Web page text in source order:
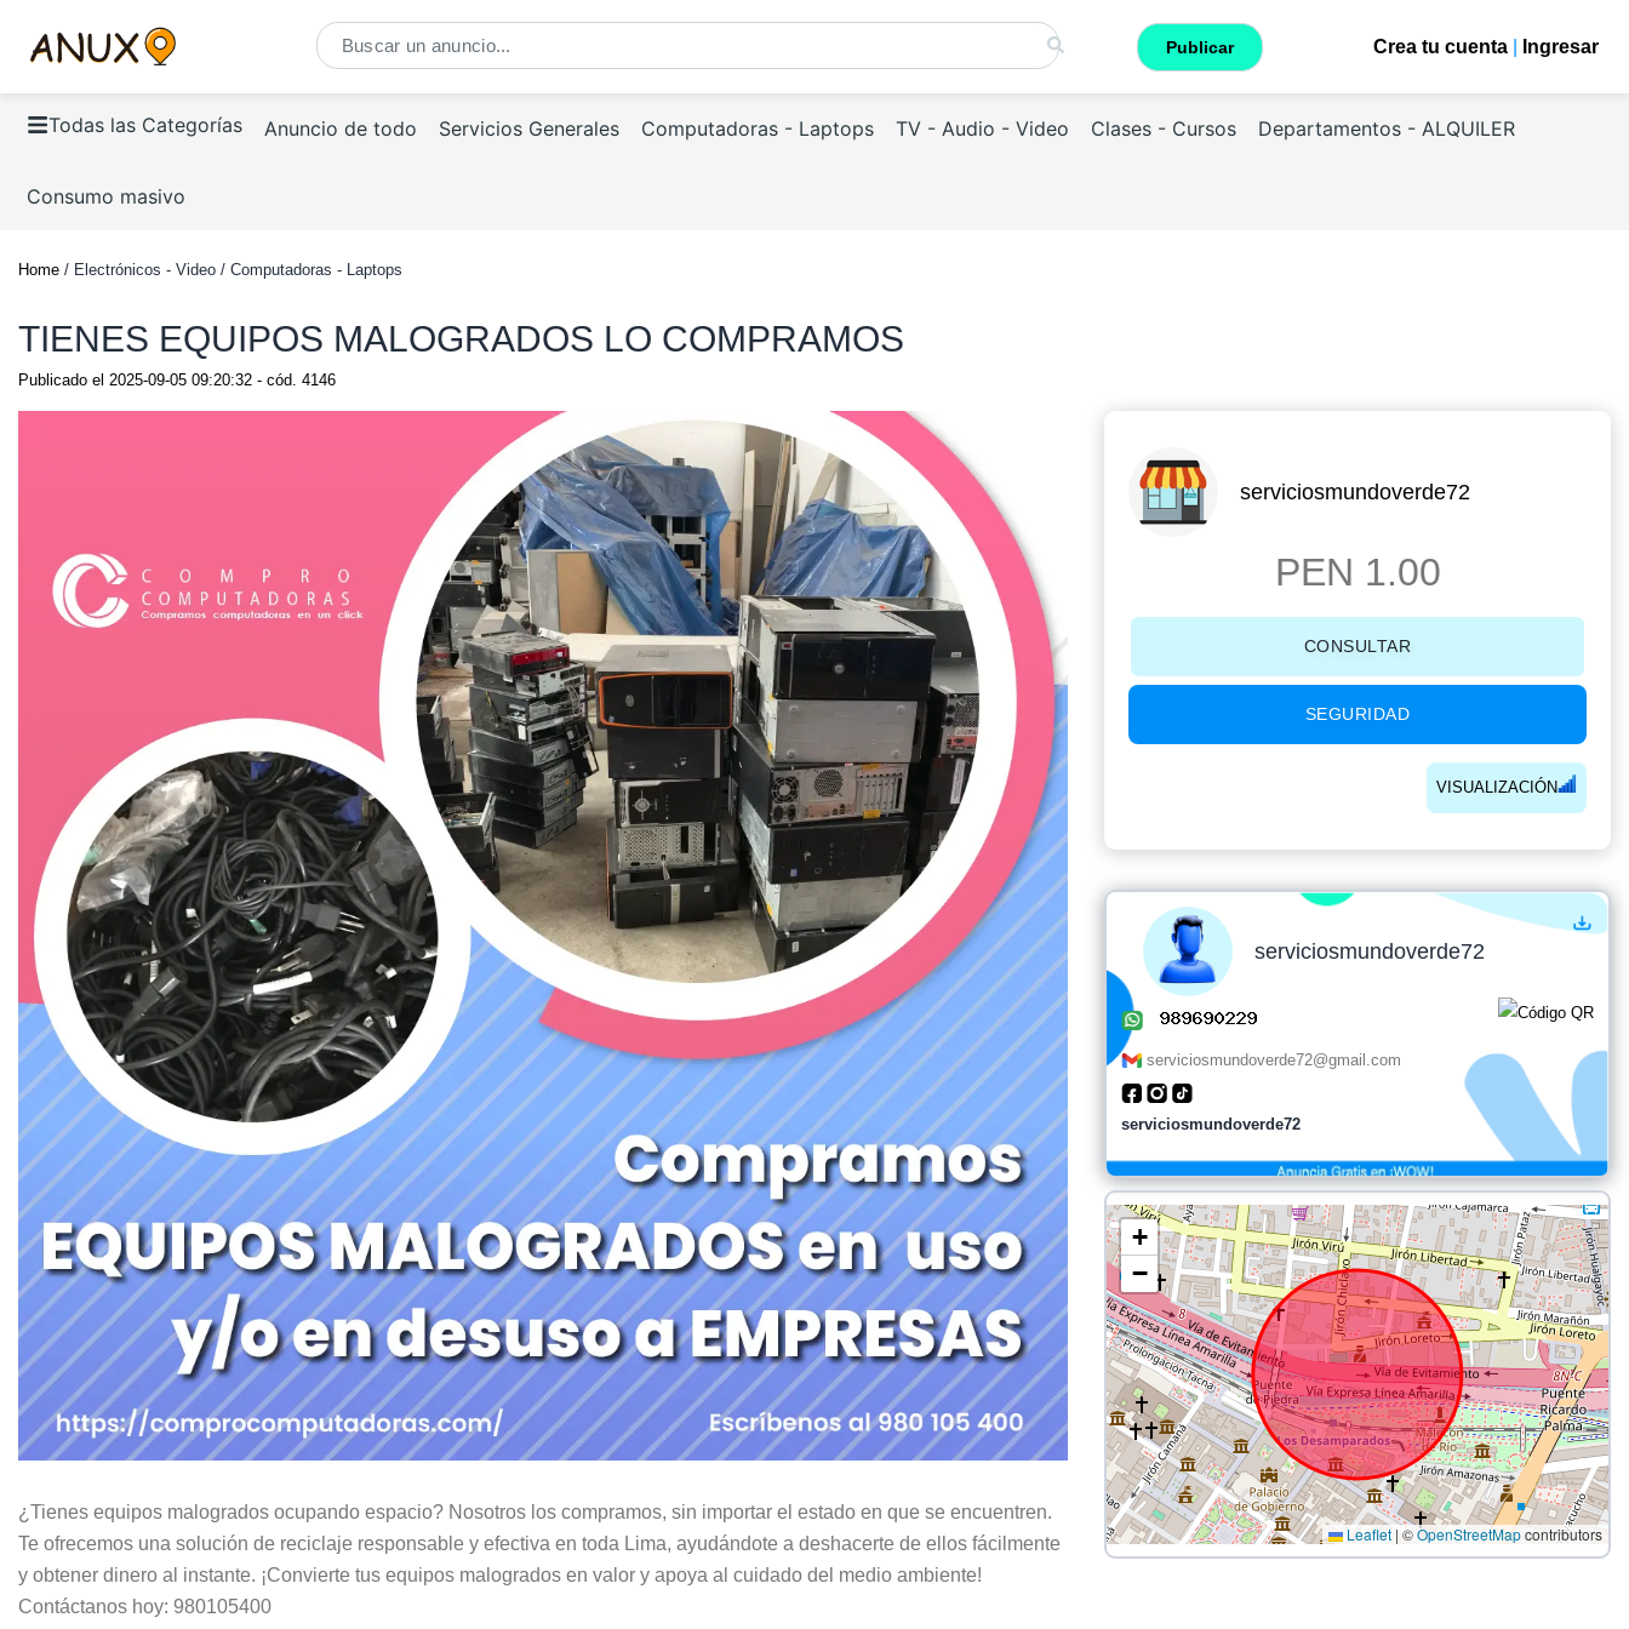
Publicar Crea tu cuenta| Ingresar
Todas las Categorías Anuncio de todo Servicios Generales Computadoras - Laptops TV - Audio - Video Clases - Cursos Departamentos - ALQUILER
Consumo masivo
Home / Electrónicos - Video / Computadoras - Laptops
TIENES EQUIPOS MALOGRADOS LO COMPRAMOS
Publicado el 2025-09-05 09:20:32 - cód. 4146
¿Tienes equipos malogrados ocupando espacio? Nosotros los compramos, sin importar el estado en que se encuentren.
Te ofrecemos una solución de reciclaje responsable y efectiva en toda Lima, ayudándote a deshacerte de ellos fácilmente
y obtener dinero al instante. ¡Convierte tus equipos malogrados en valor y apoya al cuidado del medio ambiente!
Contáctanos hoy: 980105400
serviciosmundoverde72
PEN 1.00
CONSULTAR
SEGURIDAD
VISUALIZACIÓN
serviciosmundoverde72
serviciosmundoverde72@gmail.com
serviciosmundoverde72
+
−
Leaflet | ©OpenStreetMapcontributors